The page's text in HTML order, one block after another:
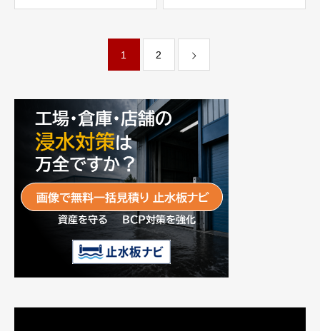
兼松サステック株式会社
1 2